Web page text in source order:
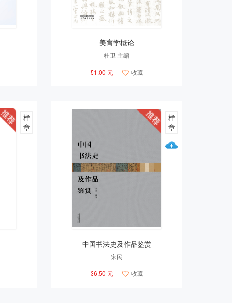
美育学概论
杜卫 主编
51.00 元
 收藏
样
章
中国书法史及作品鉴赏
宋民
36.50 元
 收藏
样
章